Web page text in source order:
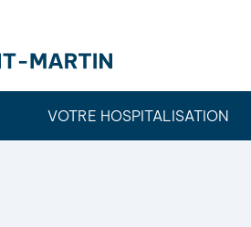
VOTRE HOSPITALISATION